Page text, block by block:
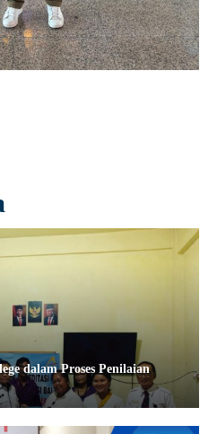
dalam Proses Penilaian